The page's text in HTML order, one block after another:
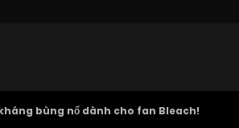
bùng nổ dành cho fan Bleach!